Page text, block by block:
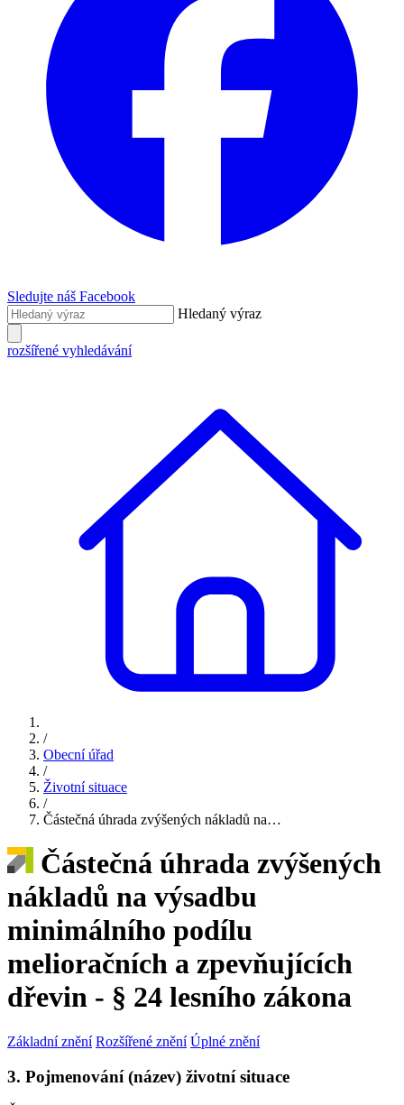
Sledujte náš Facebook
Hledaný výraz
rozšířené vyhledávání
/
Obecní úřad
/
Životní situace
/
Částečná úhrada zvýšených nákladů na…
Částečná úhrada zvýšených
nákladů na výsadbu
minimálního podílu
melioračních a zpevňujících
dřevin - § 24 lesního zákona
Základní znění Rozšířené znění Úplné znění
3. Pojmenování (název) životní situace